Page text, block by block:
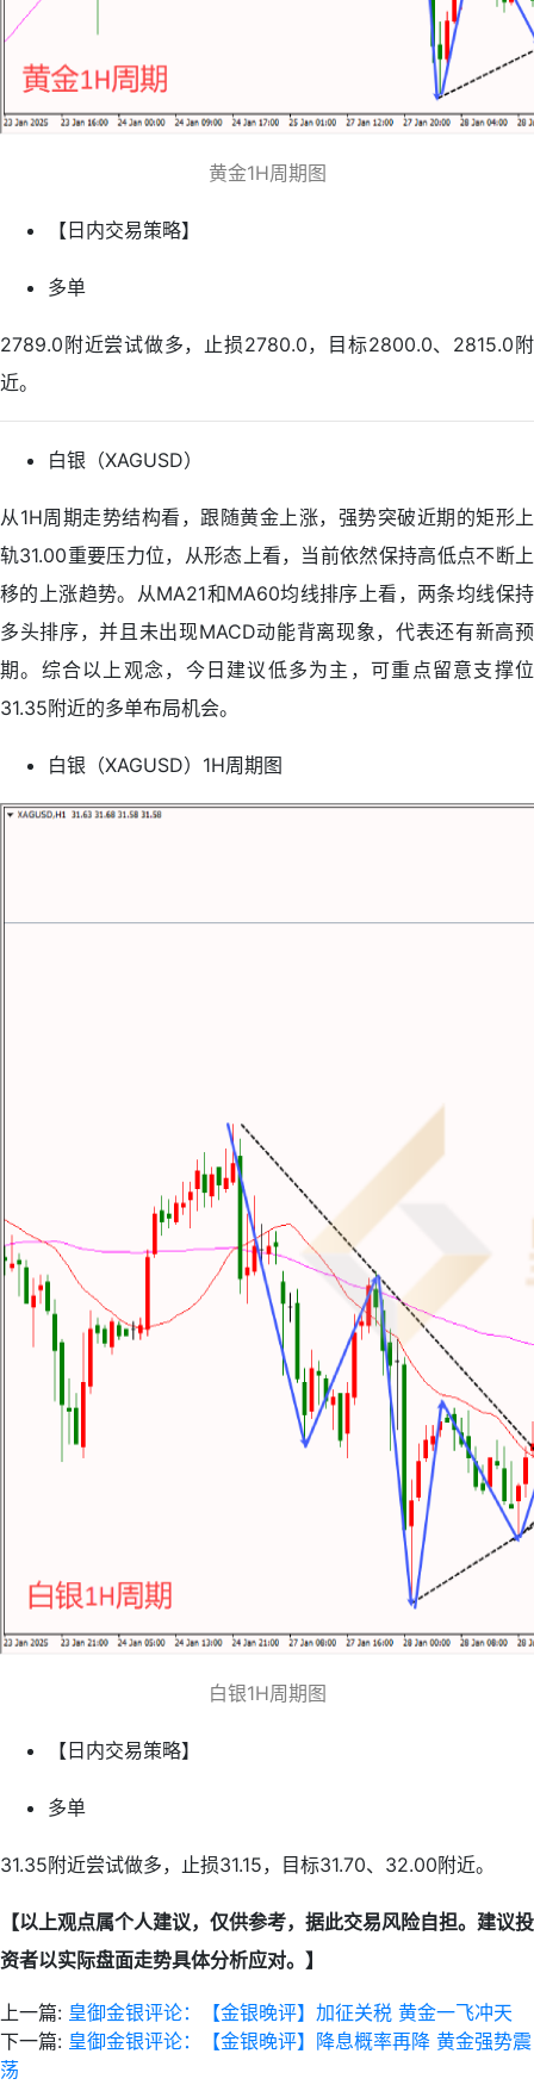
黄金1H周期图
【日内交易策略】
多单
2789.0附近尝试做多，止损2780.0，目标2800.0、2815.0附
近。
白银（XAGUSD）
从1H周期走势结构看，跟随黄金上涨，强势突破近期的矩形上
轨31.00重要压力位，从形态上看，当前依然保持高低点不断上
移的上涨趋势。从MA21和MA60均线排序上看，两条均线保持
多头排序，并且未出现MACD动能背离现象，代表还有新高预
期。综合以上观念，今日建议低多为主，可重点留意支撑位
31.35附近的多单布局机会。
白银（XAGUSD）1H周期图
白银1H周期图
【日内交易策略】
多单
31.35附近尝试做多，止损31.15，目标31.70、32.00附近。
【以上观点属个人建议，仅供参考，据此交易风险自担。建议投
资者以实际盘面走势具体分析应对。】
上一篇: 皇御金银评论：【金银晚评】加征关税 黄金一飞冲天
下一篇: 皇御金银评论：【金银晚评】降息概率再降 黄金强势震
荡